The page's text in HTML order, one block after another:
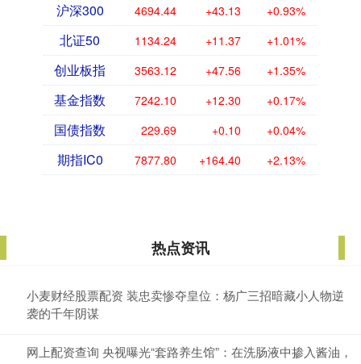
沪深300 4694.44 +43.13 +0.93%
北证50 1134.24 +11.37 +1.01%
创业板指 3563.12 +47.56 +1.35%
基金指数 7242.10 +12.30 +0.17%
国债指数 229.69 +0.10 +0.04%
期指IC0 7877.80 +164.40 +2.13%
热点资讯
小麦财经股票配资 装忠卖惨夺皇位：杨广三招暗藏小人物逆
袭的千年阴谋
网上配资查询 央视曝光“套路养生馆”：在洗肠液中掺入酱油，